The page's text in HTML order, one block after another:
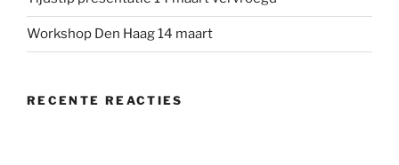
Workshop Den Haag 14 maart
RECENTE REACTIES